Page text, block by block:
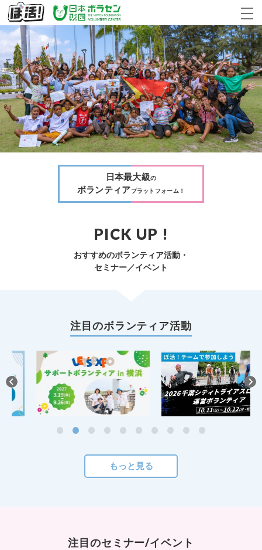
日本最大級の
ボランティアプラットフォーム！
PICK UP !
おすすめのボランティア活動・
セミナー／イベント
注目のボランティア活動
もっと見る
注目のセミナー/イベント